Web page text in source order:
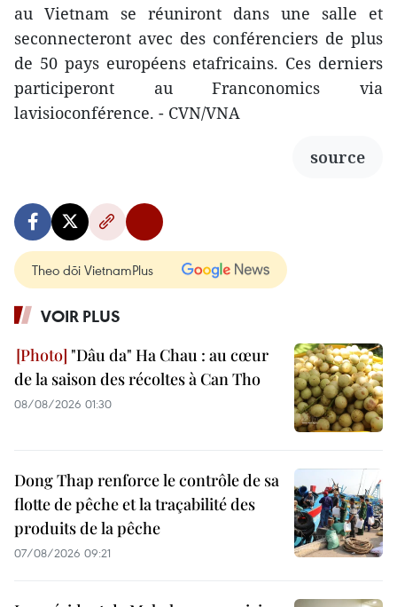
au Vietnam se réuniront dans une salle et
seconnecteront avec des conférenciers de plus
de 50 pays européens etafricains. Ces derniers
participeront au Franconomics via
lavisioconférence. - CVN/VNA
source
Theo dõi VietnamPlus
VOIR PLUS
"Dâu da" Ha Chau : au cœur
de la saison des récoltes à Can Tho
08/08/2026 01:30
Dong Thap renforce le contrôle de sa
flotte de pêche et la traçabilité des
produits de la pêche
07/08/2026 09:21